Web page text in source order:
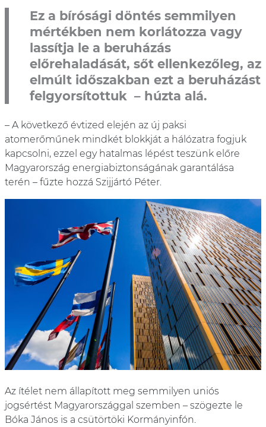
Ez a bírósági döntés semmilyen
mértékben nem korlátozza vagy
lassítja le a beruházás
előrehaladását, sőt ellenkezőleg, az
elmúlt időszakban ezt a beruházást
felgyorsítottuk – húzta alá.
– A következő évtized elején az új paksi
atomerőműnek mindkét blokkját a hálózatra fogjuk
kapcsolni, ezzel egy hatalmas lépést teszünk előre
Magyarország energiabiztonságának garantálása
terén – fűzte hozzá Szijjártó Péter.
Az ítélet nem állapított meg semmilyen uniós
jogsértést Magyarországgal szemben – szögezte le
Bóka János is a csütörtöki Kormányinfón.